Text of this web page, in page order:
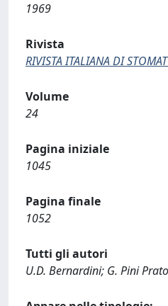
1969
Rivista
RIVISTA ITALIANA DI
Volume
24
Pagina iniziale
1045
Pagina finale
1052
Tutti gli autori
U.D. Bernardini; G. Pini Prato